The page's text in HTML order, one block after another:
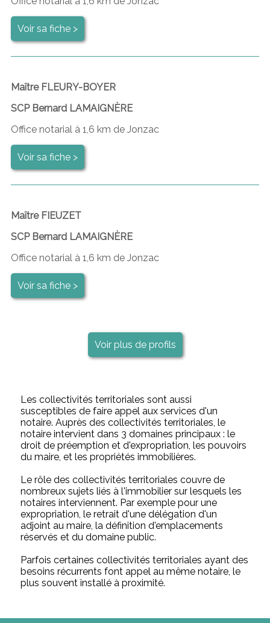
Voir sa fiche >
Maître FLEURY-BOYER
SCP Bernard LAMAIGNÈRE
Office notarial à 1,6 km de Jonzac
Voir sa fiche >
Maître FIEUZET
SCP Bernard LAMAIGNÈRE
Office notarial à 1,6 km de Jonzac
Voir sa fiche >
Voir plus de profils
Les collectivités territoriales sont aussi
susceptibles de faire appel aux services d'un
notaire. Auprès des collectivités territoriales, le
notaire intervient dans 3 domaines principaux : le
droit de préemption et d'expropriation, les pouvoirs
du maire, et les propriétés immobilières.
Le rôle des collectivités territoriales couvre de
nombreux sujets liés à l'immobilier sur lesquels les
notaires interviennent. Par exemple pour une
expropriation, le retrait d'une délégation d'un
adjoint au maire, la définition d'emplacements
réservés et du domaine public.
Parfois certaines collectivités territoriales ayant des
besoins récurrents font appel au même notaire, le
plus souvent installé à proximité.